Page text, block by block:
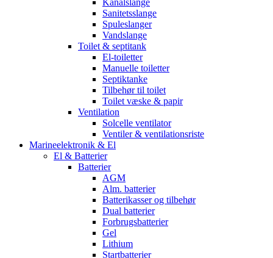
Kanalslange
Sanitetsslange
Spuleslanger
Vandslange
Toilet & septitank
El-toiletter
Manuelle toiletter
Septiktanke
Tilbehør til toilet
Toilet væske & papir
Ventilation
Solcelle ventilator
Ventiler & ventilationsriste
Marineelektronik & El
El & Batterier
Batterier
AGM
Alm. batterier
Batterikasser og tilbehør
Dual batterier
Forbrugsbatterier
Gel
Lithium
Startbatterier